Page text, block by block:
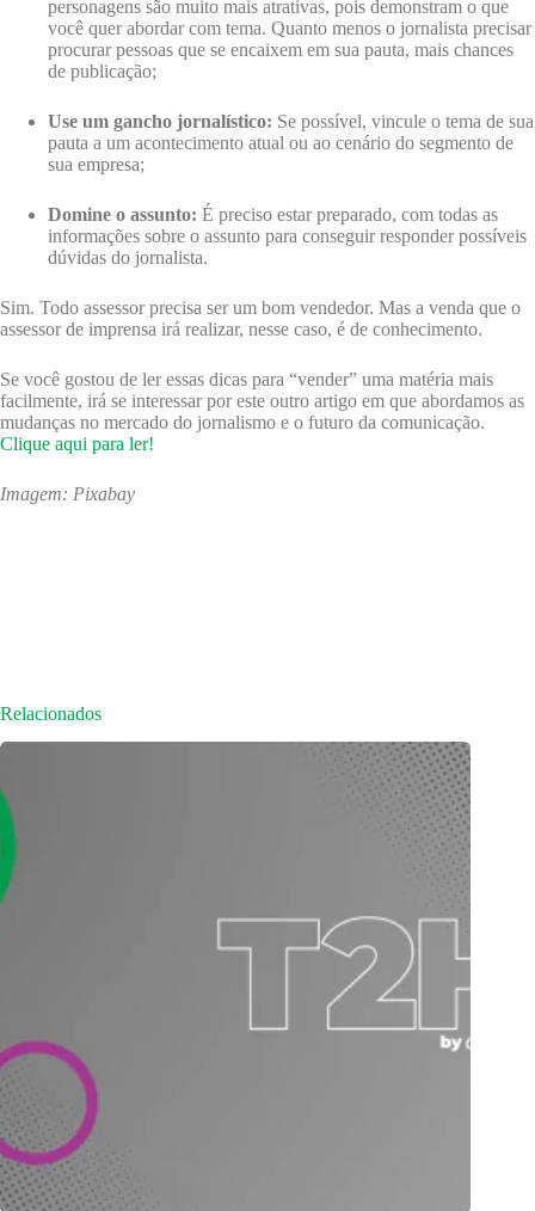
personagens são muito mais atrativas, pois demonstram o que
você quer abordar com tema. Quanto menos o jornalista precisar
procurar pessoas que se encaixem em sua pauta, mais chances
de publicação;
Use um gancho jornalístico: Se possível, vincule o tema de sua
pauta a um acontecimento atual ou ao cenário do segmento de
sua empresa;
Domine o assunto: É preciso estar preparado, com todas as
informações sobre o assunto para conseguir responder possíveis
dúvidas do jornalista.
Sim. Todo assessor precisa ser um bom vendedor. Mas a venda que o
assessor de imprensa irá realizar, nesse caso, é de conhecimento.
Se você gostou de ler essas dicas para “vender” uma matéria mais
facilmente, irá se interessar por este outro artigo em que abordamos as
mudanças no mercado do jornalismo e o futuro da comunicação.
Clique aqui para ler!
Imagem: Pixabay
Relacionados